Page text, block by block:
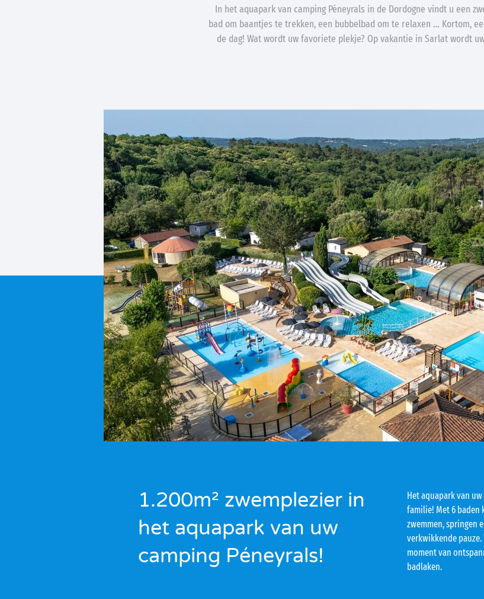
In het aquapark van camping Péneyrals in de Dordogne vindt u een
bad om baantjes te trekken, een bubbelbad om te relaxen … Kortom,
de dag! Wat wordt uw favoriete plekje? Op vakantie in Sarlat wordt
1.200m² zwemplezier in
het aquapark van uw
camping Péneyrals!
Het aquapark van
familie! Met 6 baden
zwemmen, springen
verkwikkende
moment van
badlaken.